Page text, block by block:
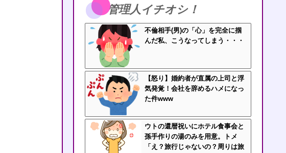
てるｗｗｗ
管理人イチオシ！
不倫相手(男)の「心」を完全に掴
んだ私、こうなってしまう・・・
【怒り】婚約者が直属の上司と浮
気発覚！会社を辞めるハメになっ
た件www
ウトの還暦祝いにホテル食事会と
孫手作りの湯のみを用意。トメ
「え？旅行じゃないの？周りは旅